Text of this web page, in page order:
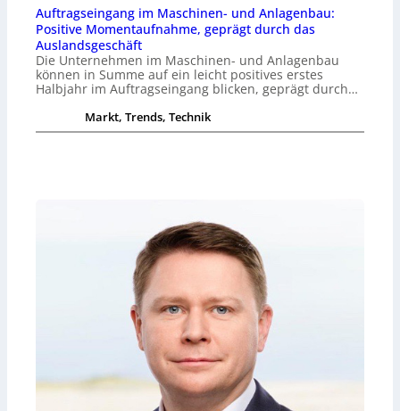
Auftragseingang im Maschinen- und Anlagenbau:
Positive Momentaufnahme, geprägt durch das
Auslandsgeschäft
Die Unternehmen im Maschinen- und Anlagenbau
können in Summe auf ein leicht positives erstes
Halbjahr im Auftragseingang blicken, geprägt durch…
Markt, Trends, Technik